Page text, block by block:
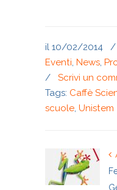
il 10/02/2014
/
Eventi, News,
/ Scrivi un
Tags: Caffè
scuole, Unistem